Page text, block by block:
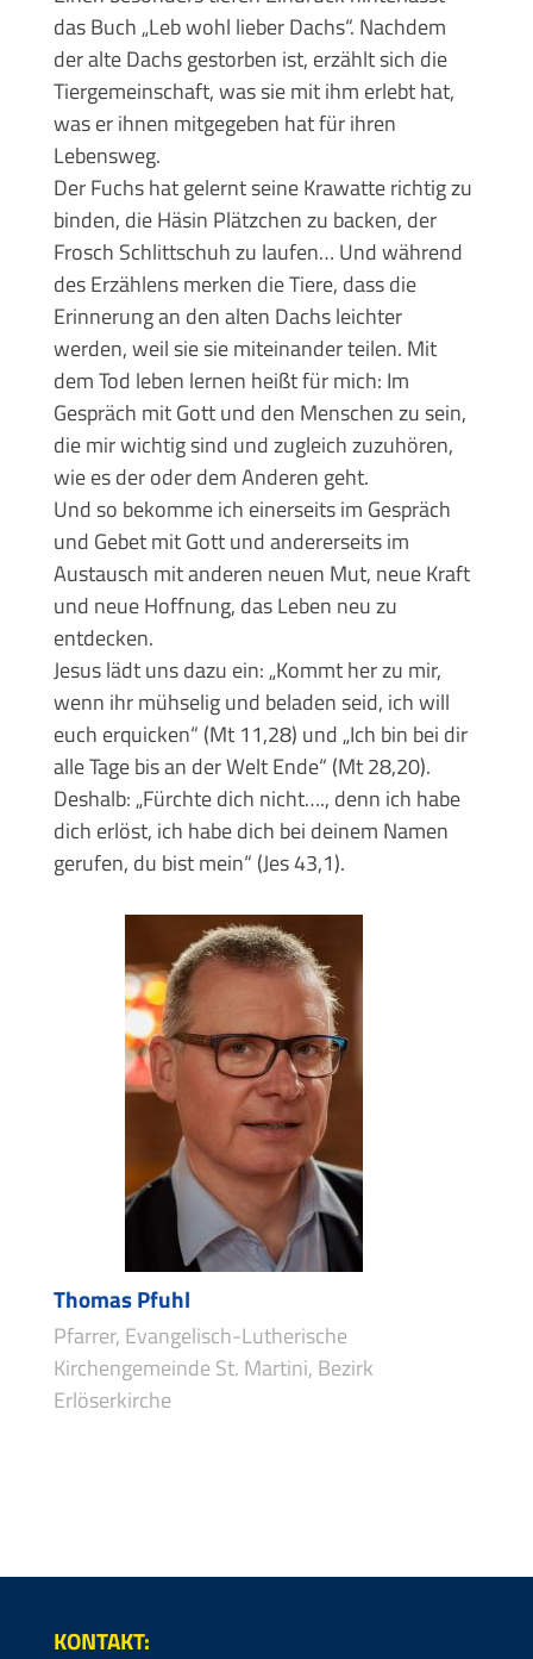
das Buch „Leb wohl lieber Dachs“. Nachdem
der alte Dachs gestorben ist, erzählt sich die
Tiergemeinschaft, was sie mit ihm erlebt hat,
was er ihnen mitgegeben hat für ihren
Lebensweg.
Der Fuchs hat gelernt seine Krawatte richtig zu
binden, die Häsin Plätzchen zu backen, der
Frosch Schlittschuh zu laufen… Und während
des Erzählens merken die Tiere, dass die
Erinnerung an den alten Dachs leichter
werden, weil sie sie miteinander teilen. Mit
dem Tod leben lernen heißt für mich: Im
Gespräch mit Gott und den Menschen zu sein,
die mir wichtig sind und zugleich zuzuhören,
wie es der oder dem Anderen geht.
Und so bekomme ich einerseits im Gespräch
und Gebet mit Gott und andererseits im
Austausch mit anderen neuen Mut, neue Kraft
und neue Hoffnung, das Leben neu zu
entdecken.
Jesus lädt uns dazu ein: „Kommt her zu mir,
wenn ihr mühselig und beladen seid, ich will
euch erquicken“ (Mt 11,28) und „Ich bin bei dir
alle Tage bis an der Welt Ende“ (Mt 28,20).
Deshalb: „Fürchte dich nicht…., denn ich habe
dich erlöst, ich habe dich bei deinem Namen
gerufen, du bist mein“ (Jes 43,1).
Thomas Pfuhl
Pfarrer, Evangelisch-Lutherische
Kirchengemeinde St. Martini, Bezirk
Erlöserkirche
KONTAKT: